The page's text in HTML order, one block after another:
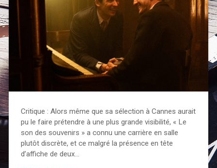
Critique : Alors même que sa sélection à Cannes aurait
pu le faire prétendre à une plus grande visibilité, « Le
son des souvenirs » a connu une carrière en salle
plutôt discrète, et ce malgré la présence en tête
d’affiche de deux…